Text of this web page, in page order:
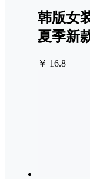
韩版女
夏季新
￥ 16.8